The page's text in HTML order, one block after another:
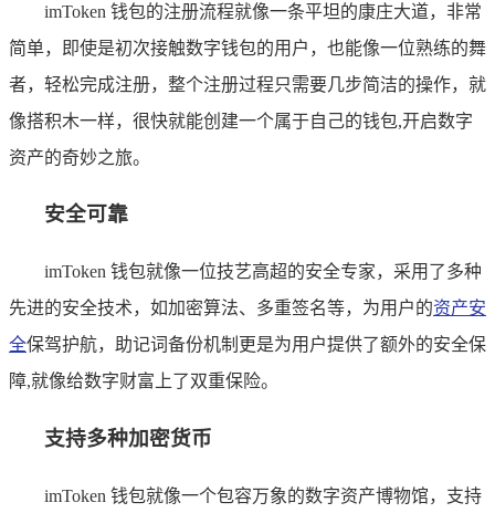
imToken 钱包的注册流程就像一条平坦的康庄大道，非常
简单，即使是初次接触数字钱包的用户，也能像一位熟练的舞
者，轻松完成注册，整个注册过程只需要几步简洁的操作，就
像搭积木一样，很快就能创建一个属于自己的钱包,开启数字
资产的奇妙之旅。
安全可靠
imToken 钱包就像一位技艺高超的安全专家，采用了多种
先进的安全技术，如加密算法、多重签名等，为用户的资产安
全保驾护航，助记词备份机制更是为用户提供了额外的安全保
障,就像给数字财富上了双重保险。
支持多种加密货币
imToken 钱包就像一个包容万象的数字资产博物馆，支持